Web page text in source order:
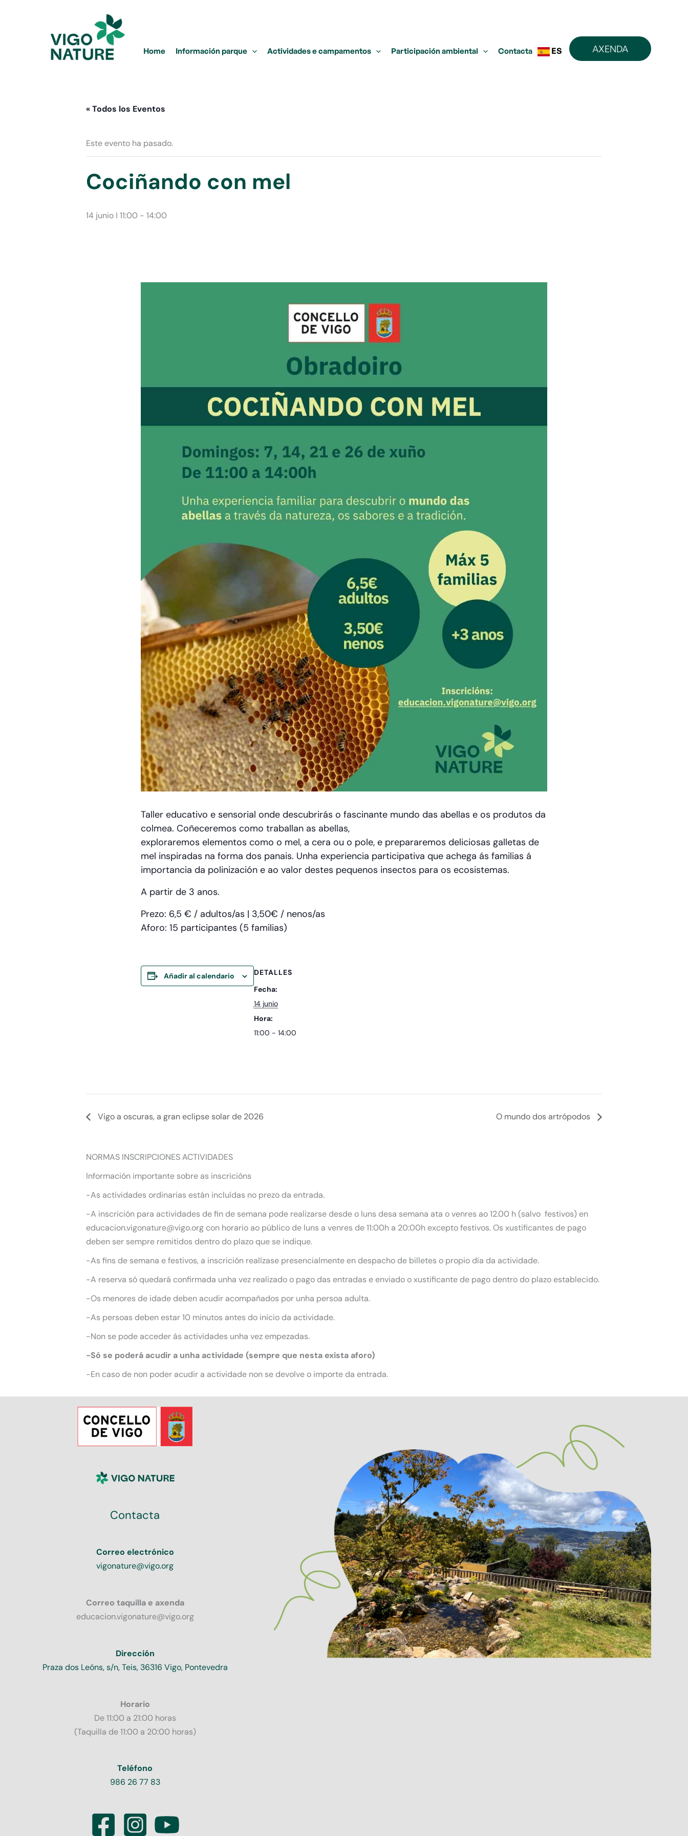
Home Información parque Actividades e campamentos Participación ambiental Contacta ES AXENDA
« Todos los Eventos
Este evento ha pasado.
Cociñando con mel
14 junio I 11:00 - 14:00
Taller educativo e sensorial onde descubrirás o fascinante mundo das abellas e os produtos da
colmea. Coñeceremos como traballan as abellas,
exploraremos elementos como o mel, a cera ou o pole, e prepararemos deliciosas galletas de
mel inspiradas na forma dos panais. Unha experiencia participativa que achega ás familias á
importancia da polinización e ao valor destes pequenos insectos para os ecosistemas.
A partir de 3 anos.
Prezo: 6,5 € / adultos/as | 3,50€ / nenos/as
Aforo: 15 participantes (5 familias)
Añadir al calendario
DETALLES
Fecha:
14 junio
Hora:
11:00 - 14:00
Vigo a oscuras, a gran eclipse solar de 2026 O mundo dos artrópodos
NORMAS INSCRIPCIONES ACTIVIDADES
Información importante sobre as inscricións
-As actividades ordinarias están incluídas no prezo da entrada.
-A inscrición para actividades de fin de semana pode realizarse desde o luns desa semana ata o venres ao 12.00 h (salvo festivos) en
educacion.vigonature@vigo.org con horario ao público de luns a venres de 11:00h a 20:00h excepto festivos. Os xustificantes de pago
deben ser sempre remitidos dentro do plazo que se indique.
-As fins de semana e festivos, a inscrición realízase presencialmente en despacho de billetes o propio día da actividade.
-A reserva só quedará confirmada unha vez realizado o pago das entradas e enviado o xustificante de pago dentro do plazo establecido.
-Os menores de idade deben acudir acompañados por unha persoa adulta.
-As persoas deben estar 10 minutos antes do inicio da actividade.
-Non se pode acceder ás actividades unha vez empezadas.
-Só se poderá acudir a unha actividade (sempre que nesta exista aforo)
-En caso de non poder acudir a actividade non se devolve o importe da entrada.
Contacta
Correo electrónico
vigonature@vigo.org
Correo taquilla e axenda
educacion.vigonature@vigo.org
Dirección
Praza dos Leóns, s/n, Teis, 36316 Vigo, Pontevedra
Horario
De 11:00 a 21:00 horas
(Taquilla de 11:00 a 20:00 horas)
Teléfono
986 26 77 83